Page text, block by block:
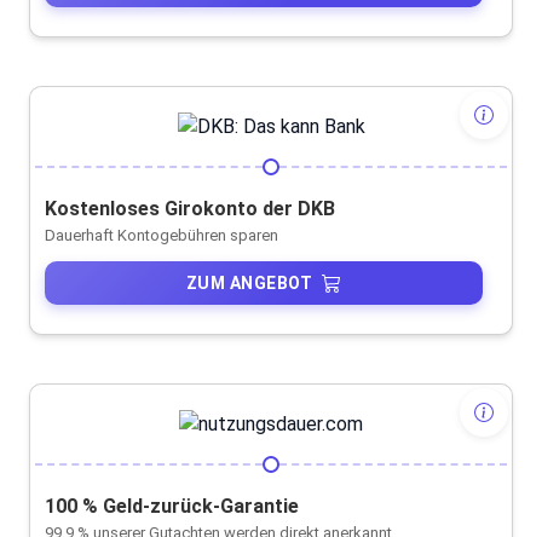
Kostenloses Girokonto der DKB
Dauerhaft Kontogebühren sparen
ZUM ANGEBOT
100 % Geld-zurück-Garantie
99,9 % unserer Gutachten werden direkt anerkannt